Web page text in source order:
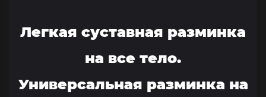
Легкая суставная разминка
на все тело.
Универсальная разминка на